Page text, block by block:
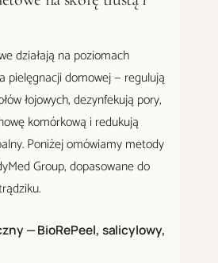
działają na poziomach
pielęgnacji domowej — regulują
łojowych, dezynfekują pory,
komórkową i redukują
Poniżej omówiamy metody
Group, dopasowane do
— BioRePeel, salicylowy,